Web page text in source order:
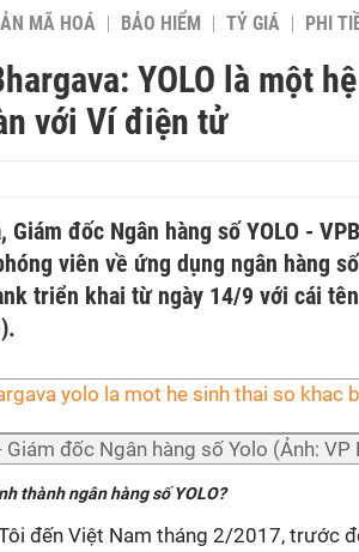
MÃ HOÁ BẢO HIỂM TỶ GIÁ PHI
YOLO là một
với Ví điện tử
Giám đốc Ngân hàng số YOLO -
viên về ứng dụng ngân hàng
triển khai từ ngày 14/9 với cái tên
Giám đốc Ngân hàng số Yolo (Ảnh: VP
thành ngân hàng số YOLO?
đến Việt Nam tháng 2/2017, trước